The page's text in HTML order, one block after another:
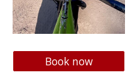
Book now